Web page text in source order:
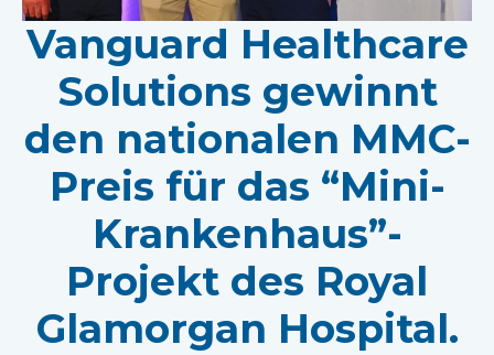
Vanguard Healthcare
Solutions gewinnt
den nationalen MMC-
Preis für das “Mini-
Krankenhaus”-
Projekt des Royal
Glamorgan Hospital.